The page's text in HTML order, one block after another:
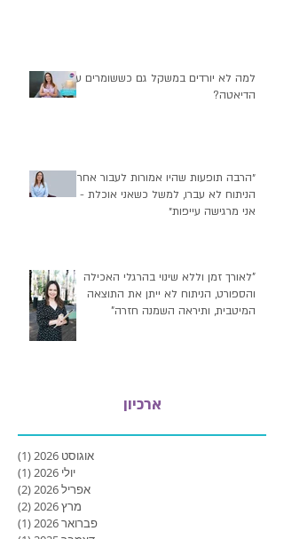
למה לא יורדים במשקל גם כששומרים על
הדיאטה?
״הרבה תופעות שהיו אמורות לעבור אחרי
הניתוח לא עברו, למשל כשאני אוכלת -
אני מרגישה עייפות״
"לאורך זמן וללא שינוי בהרגלי האכילה
והספורט, הניתוח לא ייתן את התוצאה
המיטבית, ותיראה השמנה חזרה"
ארכיון
אוגוסט 2026 (1)
יולי 2026
(1)
אפריל 2026
(2)
מרץ 2026
(2)
פברואר 2026
(1)